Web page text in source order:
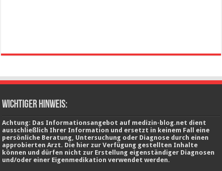
wichtiger Hinweis:
Achtung: Das Informationsangebot auf medizin-blog.net dient
ausschließlich Ihrer Information und ersetzt in keinem Fall eine
persönliche Beratung, Untersuchung oder Diagnose durch einen
approbierten Arzt. Die hier zur Verfügung gestellten Inhalte
können und dürfen nicht zur Erstellung eigenständiger Diagnosen
und/oder einer Eigenmedikation verwendet werden.